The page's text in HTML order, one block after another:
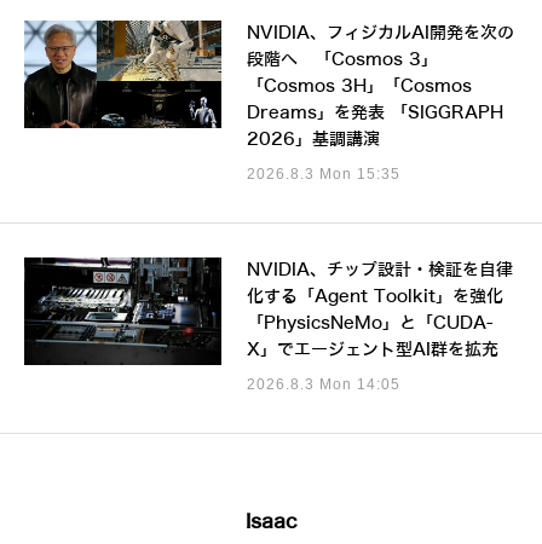
NVIDIA、フィジカルAI開発を次の
段階へ 「Cosmos 3」
「Cosmos 3H」「Cosmos
Dreams」を発表 「SIGGRAPH
2026」基調講演
2026.8.3 Mon 15:35
NVIDIA、チップ設計・検証を自律
化する「Agent Toolkit」を強化
「PhysicsNeMo」と「CUDA-
X」でエージェント型AI群を拡充
2026.8.3 Mon 14:05
Isaac